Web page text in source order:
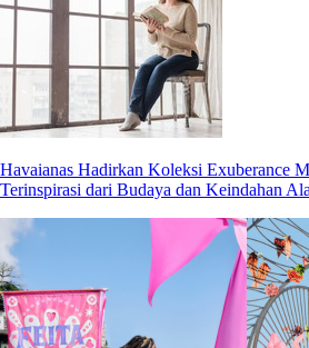
Havaianas Hadirkan Koleksi Exuberance
Terinspirasi dari Budaya dan Keindahan